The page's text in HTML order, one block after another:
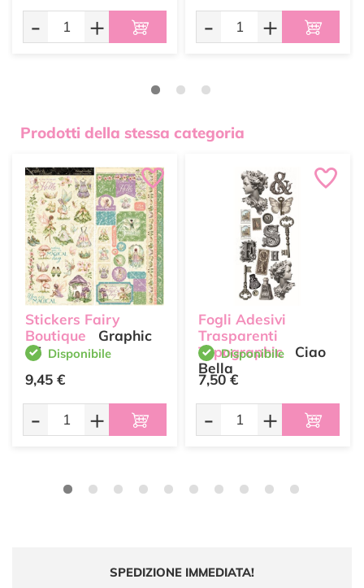
- + - +
Prodotti della stessa categoria
Stickers Fairy
Boutique
Graphic
45 Disponibile
9,45 €
- +
Fogli Adesivi
Trasparenti
Typographic
Ciao
Bella
Disponibile
7,50 €
- +
SPEDIZIONE IMMEDIATA!